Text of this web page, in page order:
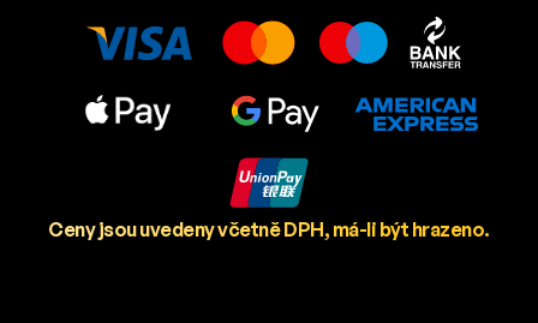
Ceny jsou uvedeny včetně DPH, má-li být hrazeno.